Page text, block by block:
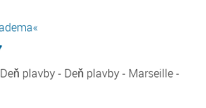
plavby - Deň plavby - Marseille -